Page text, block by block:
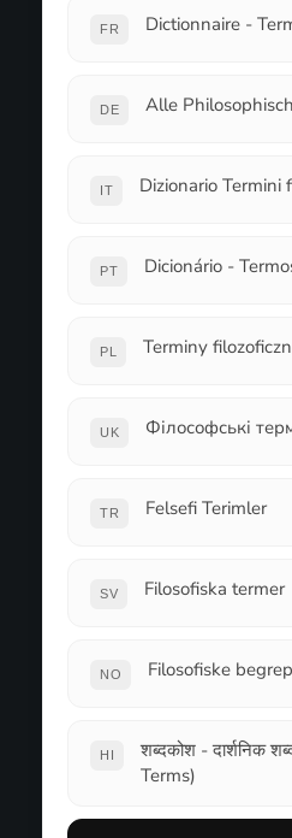
FR Dictionnaire -
DE Alle
IT Dizionario Termini
PT Dicionário -
PL Terminy
UK Філософські
TR Felsefi Terimler
SV Filosofiska termer
NO Filosofiske
HI
शब्दकोश - दार्शनिक
Terms)